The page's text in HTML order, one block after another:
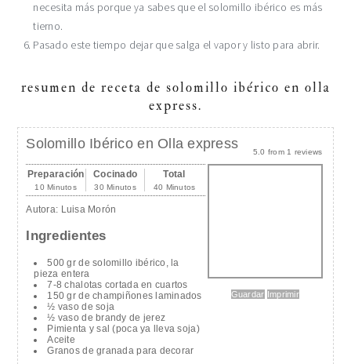
necesita más porque ya sabes que el solomillo ibérico es más
tierno.
Pasado este tiempo dejar que salga el vapor y listo para abrir.
resumen de receta de solomillo ibérico en olla
express.
5.0 from 1 reviews
Solomillo Ibérico en Olla express
Guardar Imprimir
Preparación
10 Minutos
Cocinado
30 Minutos
Total
40 Minutos
Autora: Luisa Morón
Ingredientes
500 gr de solomillo ibérico, la
pieza entera
7-8 chalotas cortada en cuartos
150 gr de champiñones laminados
½ vaso de soja
½ vaso de brandy de jerez
Pimienta y sal (poca ya lleva soja)
Aceite
Granos de granada para decorar